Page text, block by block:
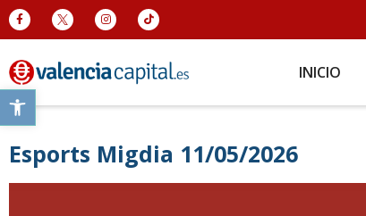
Abrir barra de herramientas
INICIO
Esports Migdia 11/05/2026